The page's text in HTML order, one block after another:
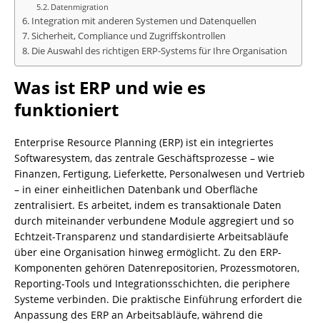
Datenmigration
Integration mit anderen Systemen und Datenquellen
Sicherheit, Compliance und Zugriffskontrollen
Die Auswahl des richtigen ERP-Systems für Ihre Organisation
Was ist ERP und wie es
funktioniert
Enterprise Resource Planning (ERP) ist ein integriertes
Softwaresystem, das zentrale Geschäftsprozesse – wie
Finanzen, Fertigung, Lieferkette, Personalwesen und Vertrieb
– in einer einheitlichen Datenbank und Oberfläche
zentralisiert. Es arbeitet, indem es transaktionale Daten
durch miteinander verbundene Module aggregiert und so
Echtzeit-Transparenz und standardisierte Arbeitsabläufe
über eine Organisation hinweg ermöglicht. Zu den ERP-
Komponenten gehören Datenrepositorien, Prozessmotoren,
Reporting-Tools und Integrationsschichten, die periphere
Systeme verbinden. Die praktische Einführung erfordert die
Anpassung des ERP an Arbeitsabläufe, während die